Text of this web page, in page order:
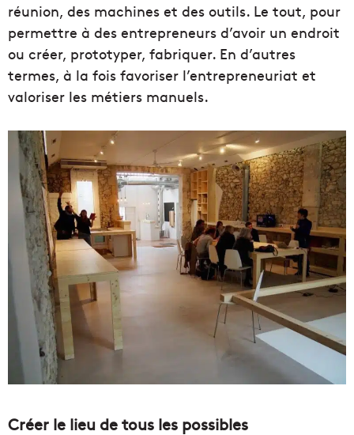
réunion, des machines et des outils. Le tout, pour
permettre à des entrepreneurs d’avoir un endroit
ou créer, prototyper, fabriquer. En d’autres
termes, à la fois favoriser l’entrepreneuriat et
valoriser les métiers manuels.
Créer le lieu de tous les possibles